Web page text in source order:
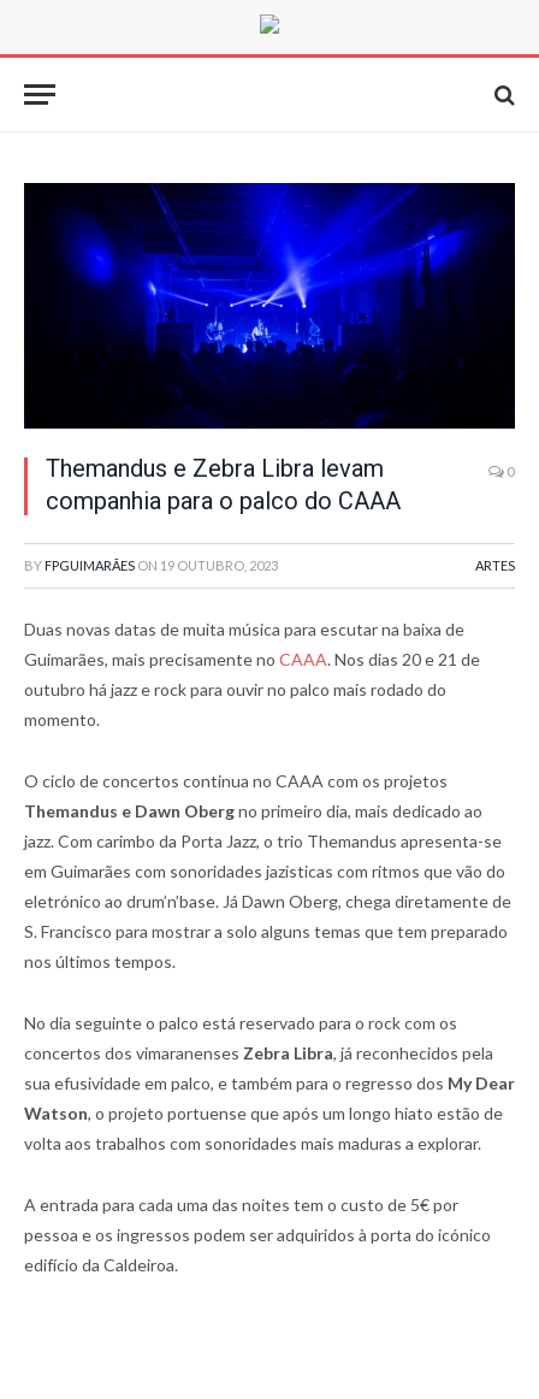
Themandus e Zebra Libra levam
companhia para o palco do CAAA
0
BY FPGUIMARÃES ON 19 OUTUBRO, 2023 ARTES
Duas novas datas de muita música para escutar na baixa de
Guimarães, mais precisamente no CAAA. Nos dias 20 e 21 de
outubro há jazz e rock para ouvir no palco mais rodado do
momento.
O ciclo de concertos continua no CAAA com os projetos
Themandus e Dawn Obergno primeiro dia, mais dedicado ao
jazz. Com carimbo da Porta Jazz, o trio Themandus apresenta-se
em Guimarães com sonoridades jazisticas com ritmos que vão do
eletrónico ao drum’n’base. Já Dawn Oberg, chega diretamente de
S. Francisco para mostrar a solo alguns temas que tem preparado
nos últimos tempos.
No dia seguinte o palco está reservado para o rock com os
concertos dos vimaranenses Zebra Libra, já reconhecidos pela
sua efusividade em palco, e também para o regresso dos My Dear
Watson, o projeto portuense que após um longo hiato estão de
volta aos trabalhos com sonoridades mais maduras a explorar.
A entrada para cada uma das noites tem o custo de 5€ por
pessoa e os ingressos podem ser adquiridos à porta do icónico
edifício da Caldeiroa.